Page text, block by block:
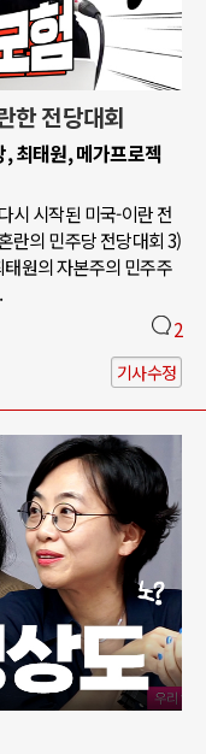
한 전당대회
최태원, 메가프로젝
시 시작된 미국-이란 전
란의 민주당 전당대회 3)
원의 자본주의 민주주
2
기사수정